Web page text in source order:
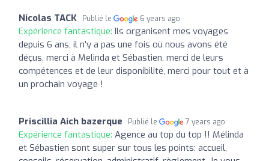
Nicolas TACK Publié le 6 years ago
Expérience fantastique: Ils organisent mes voyages
depuis 6 ans, il n'y a pas une fois où nous avons été
déçus, merci à Melinda et Sébastien, merci de leurs
compétences et de leur disponibilité, merci pour tout et à
un prochain voyage !
Priscillia Aich bazerque Publié le 7 years ago
Expérience fantastique: Agence au top du top !! Mélinda
et Sébastien sont super sur tous les points: accueil,